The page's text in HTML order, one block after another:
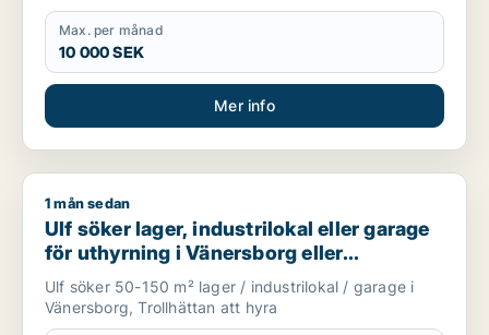
Max. per månad
10 000 SEK
Mer info
Ulf söker lager, industrilokal eller garage för uthyrning i
1 mån sedan
Ulf söker lager, industrilokal eller garage
för uthyrning i Vänersborg eller
Trollhättan
Ulf söker 50-150 m² lager / industrilokal / garage i
Vänersborg, Trollhättan att hyra